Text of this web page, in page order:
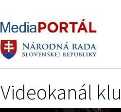
Videokanál